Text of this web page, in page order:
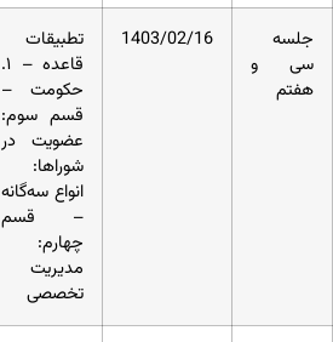
جلسه
سی و
هفتم
1403/02/16
تطبیقات
قاعده – ۱.
حکومت –
قسم سوم:
عضویت در
شوراها:
انواع سه‌گانه
– قسم
چهارم:
مدیریت
تخصصی